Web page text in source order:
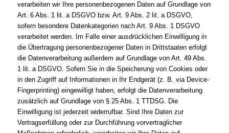
verarbeiten wir Ihre personenbezogenen Daten auf Grundlage von
Art. 6 Abs. 1 lit. a DSGVO bzw. Art. 9 Abs. 2 lit. a DSGVO,
sofern besondere Datenkategorien nach Art. 9 Abs. 1 DSGVO
verarbeitet werden. Im Falle einer ausdrücklichen Einwilligung in
die Übertragung personenbezogener Daten in Drittstaaten erfolgt
die Datenverarbeitung außerdem auf Grundlage von Art. 49 Abs.
1 lit. a DSGVO. Sofern Sie in die Speicherung von Cookies oder
in den Zugriff auf Informationen in Ihr Endgerät (z. B. via Device-
Fingerprinting) eingewilligt haben, erfolgt die Datenverarbeitung
zusätzlich auf Grundlage von § 25 Abs. 1 TTDSG. Die
Einwilligung ist jederzeit widerrufbar. Sind Ihre Daten zur
Vertragserfüllung oder zur Durchführung vorvertraglicher